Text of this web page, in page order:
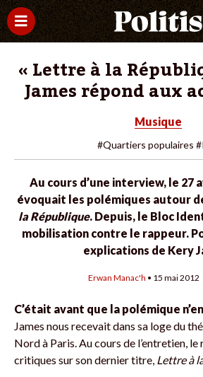
« Lettre à la
James répond aux
Musique
#Quartiers populaires
Au cours d’une interview, le 27
évoquait les polémiques autour
la République. Depuis, le Bloc
mobilisation contre le rappeur.
explications de Kery
Erwan Manac'h • 15 mai 2012
C’était avant que la polémique
James nous recevait dans sa loge du
Nord à Paris. Au cours de l’entretien, le
critiques sur son dernier titre, Lettre à